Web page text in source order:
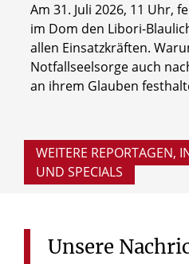
Am 31. Juli 2026, 11 Uhr,
im Dom den Libori-
allen Einsatzkräften.
Notfallseelsorge auch
an ihrem Glauben
WEITERE REPORTAGEN,
UND SPECIALS
Unsere